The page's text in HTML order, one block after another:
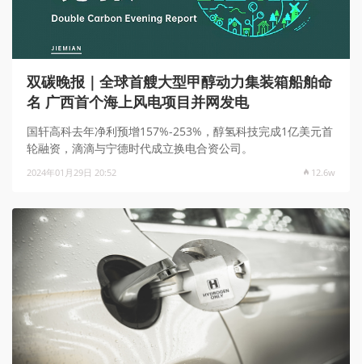
双碳晚报｜全球首艘大型甲醇动力集装箱船舶命
名 广西首个海上风电项目并网发电
国轩高科去年净利预增157%-253%，醇氢科技完成1亿美元首
轮融资，滴滴与宁德时代成立换电合资公司。
2024年01月29日 20:52 12.6w